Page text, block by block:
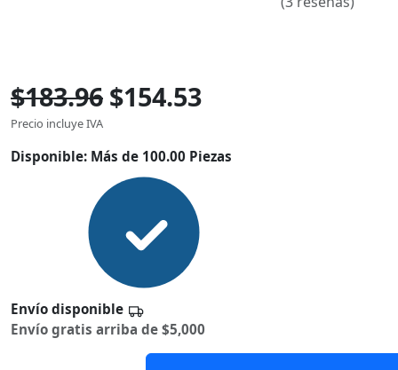
$183.96 $154.53
Precio incluye IVA
Disponible: Más de 100.00 Piezas
Envío disponible
Envío gratis arriba de $5,000